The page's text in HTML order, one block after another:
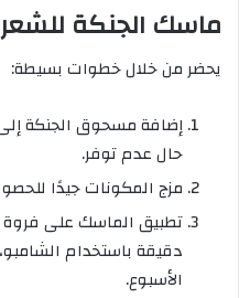
ماسك الجنكة للشعر
يحضر من خلال خطوات بسيطة:
إضافة مسحوق الجنكة
حال عدم توفر.
مزج المكونات جيدًا
دقيقة باستخدام
الأسبوع.